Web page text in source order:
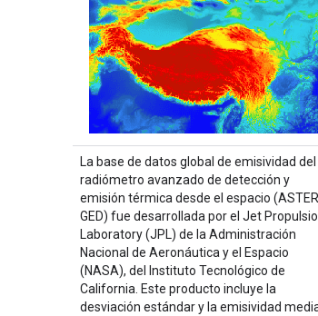
La base de datos global de emisividad del
radiómetro avanzado de detección y
emisión térmica desde el espacio
GED) fue desarrollada por el Jet
Laboratory (JPL) de la Administración
Nacional de Aeronáutica y el Espacio
(NASA), del Instituto Tecnológico de
California. Este producto incluye la
desviación estándar y la emisividad